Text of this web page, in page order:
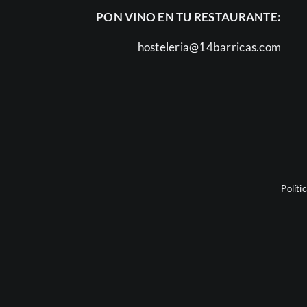
PON VINO EN TU RESTAURANTE:
hosteleria@14barricas.com